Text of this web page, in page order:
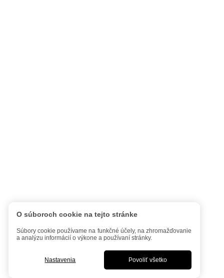
O súboroch cookie na tejto stránke
Súbory cookie používame na funkčné účely, na zhromažďovanie
a analýzu informácií o výkone a používaní stránky.
Nastavenia Povoliť všetko